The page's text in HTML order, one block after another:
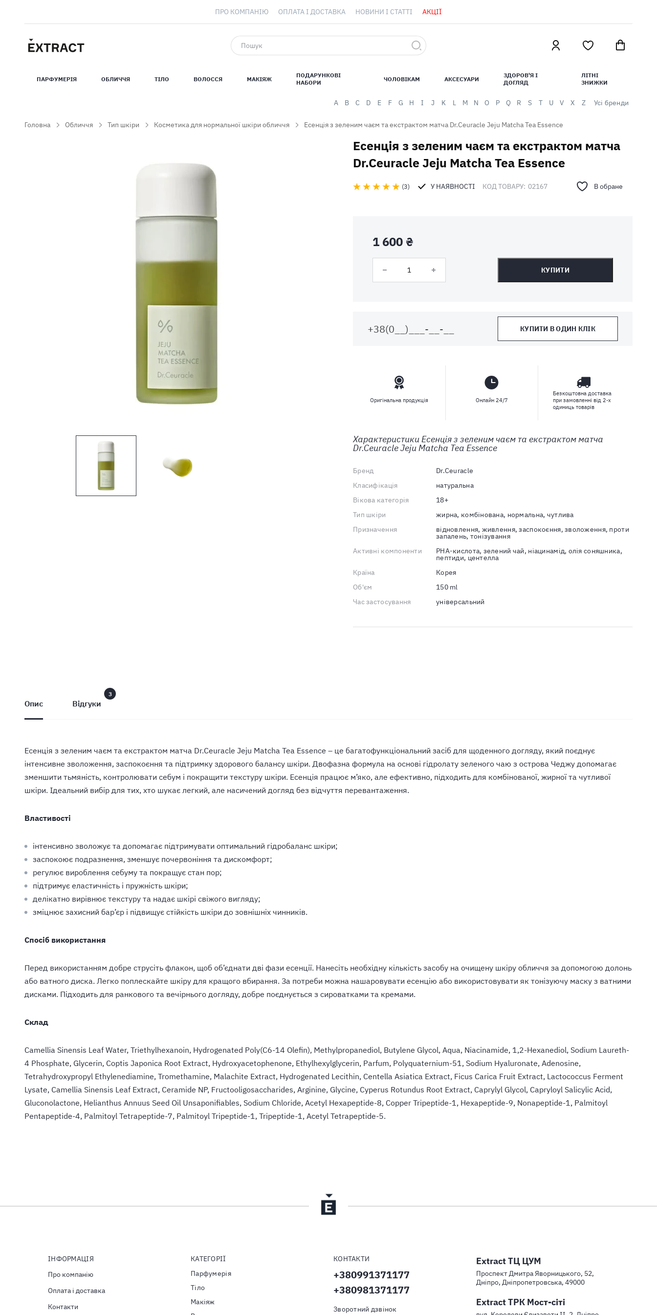
ПРО КОМПАНІЮ ОПЛАТА І ДОСТАВКА НОВИНИ І СТАТТІ АКЦІЇ
ПАРФУМЕРIЯ ОБЛИЧЧЯ ТIЛО ВОЛОССЯ МАКІЯЖ
ПОДАРУНКОВІ
НАБОРИ
ЧОЛОВІКАМ АКСЕСУАРИ
ЗДОРОВ'Я І
ДОГЛЯД
ЛІТНІ
ЗНИЖКИ
A B C D E F G H I J K L M N O P Q R S T U V X Z Усі бренди
Головна Обличчя Тип шкіри Косметика для нормальної шкіри обличчя Есенція з зеленим чаєм та екстрактом матча Dr.Ceuracle Jeju Matcha Tea Essence
1 600 ₴
КУПИТИ
КУПИТИ В ОДИН КЛІК
Оригінальна продукція Онлайн 24/7
Безкоштовна доставка
при замовленні від 2-х
одиниць товарів
ХарактеристикиЕсенція з зеленим чаєм та екстрактом матча
Dr.Ceuracle Jeju Matcha Tea Essence
Бренд
Dr.Ceuracle
Класифікація
натуральна
Вікова категорія
18+
Тип шкіри
жирна, комбінована, нормальна, чутлива
Призначення
відновлення, живлення, заспокоєння, зволоження, проти
запалень, тонізування
Активні компоненти
PHA-кислота, зелений чай, ніацинамід, олія соняшника,
пептиди, центелла
Країна
Корея
Об'єм
150 ml
Час застосування
універсальний
Есенція з зеленим чаєм та екстрактом матча
Dr.Ceuracle Jeju Matcha Tea Essence
3 У НАЯВНОСТІ КОД ТОВАРУ: 02167 В обране
Опис
Есенція з зеленим чаєм та екстрактом матча Dr.Ceuracle Jeju Matcha Tea Essence – це багатофункціональний засіб для щоденного догляду, який поєднує
інтенсивне зволоження, заспокоєння та підтримку здорового балансу шкіри. Двофазна формула на основі гідролату зеленого чаю з острова Чеджу допомагає
зменшити тьмяність, контролювати себум і покращити текстуру шкіри. Есенція працює м’яко, але ефективно, підходить для комбінованої, жирної та чутливої
шкіри. Ідеальний вибір для тих, хто шукає легкий, але насичений догляд без відчуття перевантаження.
Властивості
інтенсивно зволожує та допомагає підтримувати оптимальний гідробаланс шкіри;
заспокоює подразнення, зменшує почервоніння та дискомфорт;
регулює вироблення себуму та покращує стан пор;
підтримує еластичність і пружність шкіри;
делікатно вирівнює текстуру та надає шкірі свіжого вигляду;
зміцнює захисний бар’єр і підвищує стійкість шкіри до зовнішніх чинників.
Спосіб використання
Перед використанням добре струсіть флакон, щоб об’єднати дві фази есенції. Нанесіть необхідну кількість засобу на очищену шкіру обличчя за допомогою долонь
або ватного диска. Легко поплескайте шкіру для кращого вбирання. За потреби можна нашаровувати есенцію або використовувати як тонізуючу маску з ватними
дисками. Підходить для ранкового та вечірнього догляду, добре поєднується з сироватками та кремами.
Склад
Camellia Sinensis Leaf Water, Triethylhexanoin, Hydrogenated Poly(C6-14 Olefin), Methylpropanediol, Butylene Glycol, Aqua, Niacinamide, 1,2-Hexanediol, Sodium Laureth-
4 Phosphate, Glycerin, Coptis Japonica Root Extract, Hydroxyacetophenone, Ethylhexylglycerin, Parfum, Polyquaternium-51, Sodium Hyaluronate, Adenosine,
Tetrahydroxypropyl Ethylenediamine, Tromethamine, Malachite Extract, Hydrogenated Lecithin, Centella Asiatica Extract, Ficus Carica Fruit Extract, Lactococcus Ferment
Lysate, Camellia Sinensis Leaf Extract, Ceramide NP, Fructooligosaccharides, Arginine, Glycine, Cyperus Rotundus Root Extract, Caprylyl Glycol, Capryloyl Salicylic Acid,
Gluconolactone, Helianthus Annuus Seed Oil Unsaponifiables, Sodium Chloride, Acetyl Hexapeptide-8, Copper Tripeptide-1, Hexapeptide-9, Nonapeptide-1, Palmitoyl
Pentapeptide-4, Palmitoyl Tetrapeptide-7, Palmitoyl Tripeptide-1, Tripeptide-1, Acetyl Tetrapeptide-5.
Відгуки
3
ІНФОРМАЦІЯ
Про компанію
Оплата і доставка
Контакти
КАТЕГОРІЇ
Парфумерія
Тiло
Макіяж
КОНТАКТИ
+380991371177
+380981371177
Зворотний дзвінок
Extract ТЦ ЦУМ
Проспект Дмитра Яворницького, 52,
Дніпро, Дніпропетровська, 49000
Extract ТРК Мост-сіті